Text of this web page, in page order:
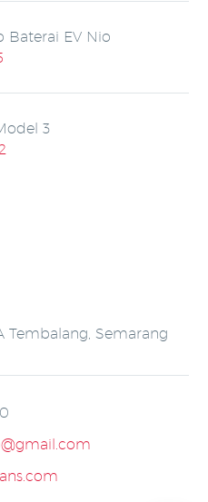
Baterai EV Nio
3
Tembalang, Semarang